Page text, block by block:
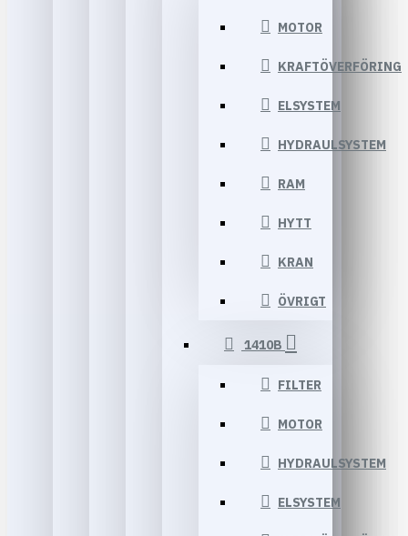
MOTOR
KRAFTÖVERFÖRING
ELSYSTEM
HYDRAULSYSTEM
RAM
HYTT
KRAN
ÖVRIGT
1410B
FILTER
MOTOR
HYDRAULSYSTEM
ELSYSTEM